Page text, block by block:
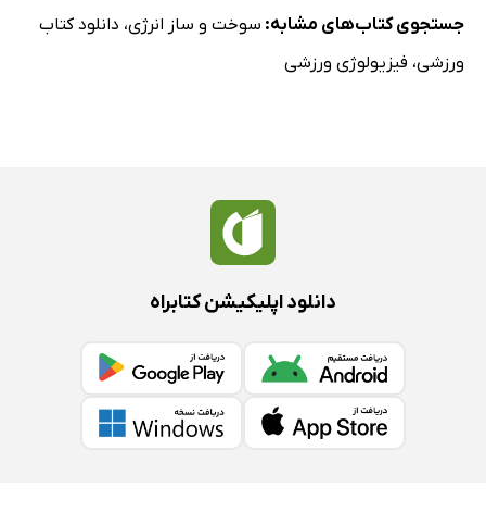
جستجوی کتاب‌های مشابه: سوخت و ساز انرژی، دانلود کتاب
ورزشی، فیزیولوژی ورزشی
دانلود اپلیکیشن کتابراه